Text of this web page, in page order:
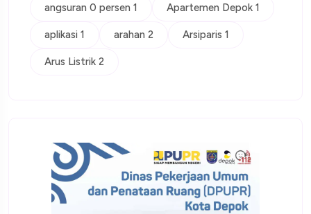
angsuran 0 persen 1 Apartemen Depok 1
aplikasi 1 arahan 2 Arsiparis 1
Arus Listrik 2